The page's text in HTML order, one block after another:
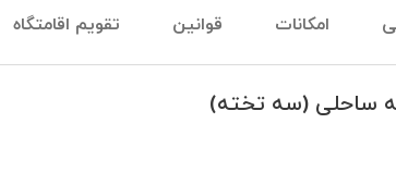
امکانات قوانین تقویم اقامتگاه
ساحلی (سه تخته)